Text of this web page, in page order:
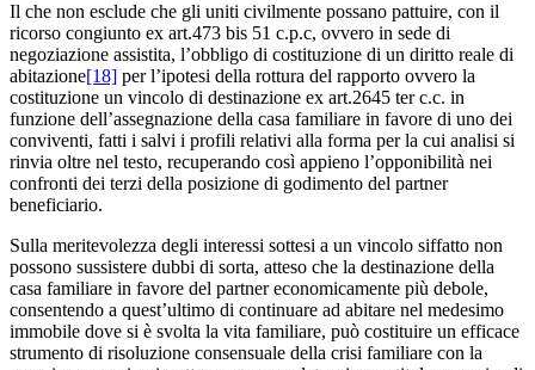
Il che non esclude che gli uniti civilmente possano pattuire, con il
ricorso congiunto ex art.473 bis 51 c.p.c, ovvero in sede di
negoziazione assistita, l’obbligo di costituzione di un diritto reale di
abitazione[18] per l’ipotesi della rottura del rapporto ovvero la
costituzione un vincolo di destinazione ex art.2645 ter c.c. in
funzione dell’assegnazione della casa familiare in favore di uno dei
conviventi, fatti i salvi i profili relativi alla forma per la cui analisi si
rinvia oltre nel testo, recuperando così appieno l’opponibilità nei
confronti dei terzi della posizione di godimento del partner
beneficiario.
Sulla meritevolezza degli interessi sottesi a un vincolo siffatto non
possono sussistere dubbi di sorta, atteso che la destinazione della
casa familiare in favore del partner economicamente più debole,
consentendo a quest’ultimo di continuare ad abitare nel medesimo
immobile dove si è svolta la vita familiare, può costituire un efficace
strumento di risoluzione consensuale della crisi familiare con la